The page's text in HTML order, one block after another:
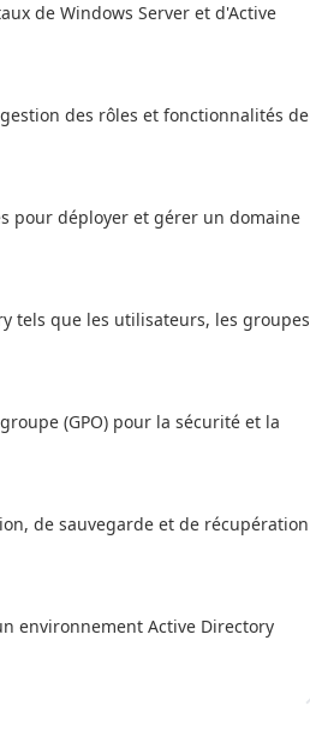
de Windows Server et d'Active
des rôles et fonctionnalités de
pour déployer et gérer un domaine
tels que les utilisateurs, les groupes
(GPO) pour la sécurité et la
de sauvegarde et de récupération
environnement Active Directory